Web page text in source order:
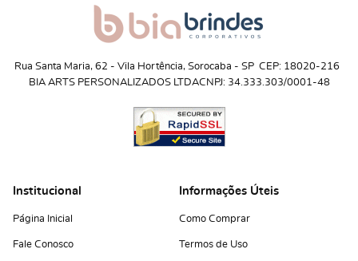
Rua Santa Maria, 62 - Vila Hortência, Sorocaba - SP CEP: 18020-216
BIA ARTS PERSONALIZADOS LTDACNPJ: 34.333.303/0001-48
Institucional
Página Inicial
Fale Conosco
Informações Úteis
Como Comprar
Termos de Uso